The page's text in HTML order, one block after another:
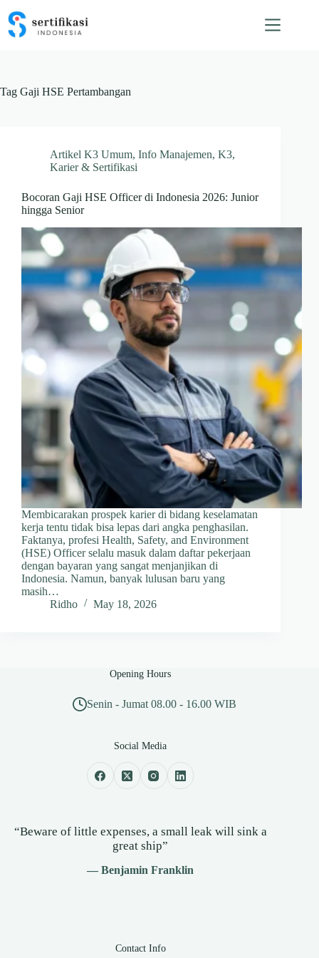
content
Tag Gaji HSE Pertambangan
Artikel K3 Umum, Info Manajemen, K3,
Karier & Sertifikasi
Bocoran Gaji HSE Officer di Indonesia 2026: Junior
hingga Senior
Membicarakan prospek karier di bidang keselamatan
kerja tentu tidak bisa lepas dari angka penghasilan.
Faktanya, profesi Health, Safety, and Environment
(HSE) Officer selalu masuk dalam daftar pekerjaan
dengan bayaran yang sangat menjanjikan di
Indonesia. Namun, banyak lulusan baru yang
masih…
Ridho
May 18, 2026
Opening Hours
Senin - Jumat 08.00 - 16.00 WIB
Social Media
“Beware of little expenses, a small leak will sink a
great ship”
— Benjamin Franklin
Contact Info